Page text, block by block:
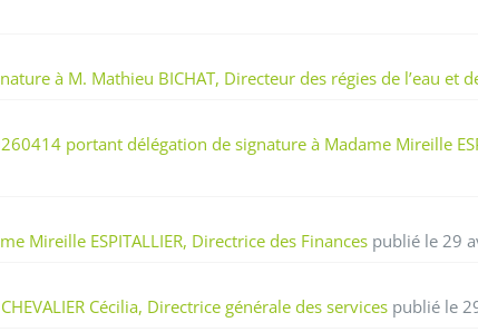
à M. Mathieu BICHAT, Directeur des régies de l’eau et
portant délégation de signature à Madame Mireille
Mireille ESPITALLIER, Directrice des Finances publié le 29
Cécilia, Directrice générale des services publié le